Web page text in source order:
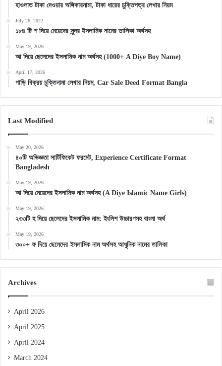
হাওলাত টাকা দেওয়ার অঙ্গিকারনামা, টাকা ধারের চুক্তিপত্র লেখার নিয়ম
July 26, 2022
১৮৪ টি শ দিয়ে মেয়েদের সুন্দর ইসলামিক নামের তালিকা অর্থসহ
May 19, 2026
আ দিয়ে ছেলেদের ইসলামিক নাম অর্থসহ (1000+ A Diye Boy Name)
April 17, 2026
গাড়ি বিক্রয় চুক্তিনামা লেখার নিয়ম, Car Sale Deed Format Bangla
Last Modified
May 20, 2026
৪০টি অভিজ্ঞতা সার্টিফিকেট ফরমেট, Experience Certificate Format
Bangladesh
May 19, 2026
আ দিয়ে মেয়েদের ইসলামিক নাম অর্থসহ (A Diye Islamic Name Girls)
May 19, 2026
২৩৩টি হ দিয়ে ছেলেদের ইসলামিক নাম: ইংলিশ উচ্চারণসহ বাংলা অর্থ
May 19, 2026
৩০০+ ফ দিয়ে ছেলেদের ইসলামিক নাম অর্থসহ আধুনিক নামের তালিকা
Archives
April 2026
April 2025
April 2024
March 2024